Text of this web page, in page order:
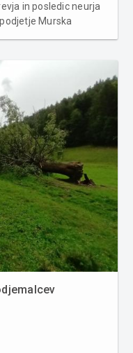
in posledic neurja
Murska